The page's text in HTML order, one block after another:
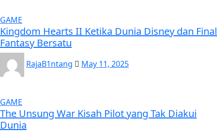
GAME
Kingdom Hearts II Ketika Dunia Disney dan Final
Fantasy Bersatu
RajaB1ntang May 11, 2025
GAME
The Unsung War Kisah Pilot yang Tak Diakui
Dunia